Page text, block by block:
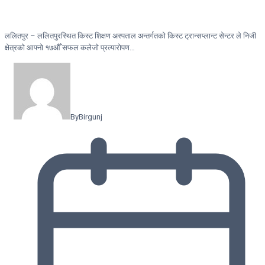
ललितपुर – ललितपुरस्थित किस्ट शिक्षण अस्पताल अन्तर्गतको किस्ट ट्रान्सप्लान्ट सेन्टर ले निजी
क्षेत्रको आफ्नो १७औँ सफल कलेजो प्रत्यारोपण…
ByBirgunj